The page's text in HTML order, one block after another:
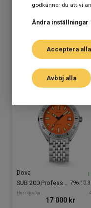
godkänner du att vi
Ändra inställningar
Acceptera alla
Avböj alla
Herrklocka
DOXA SUB 200 Sea Emerald 42mm
17 000kr
Doxa
Herrklocka
I
17 000 kr